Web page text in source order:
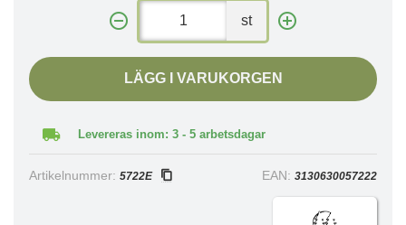
st
LÄGG I VARUKORGEN
Levereras inom: 3 - 5 arbetsdagar
Artikelnummer: 5722E EAN: 3130630057222